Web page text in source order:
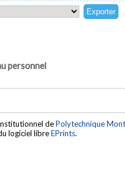
personnel
dePolytechnique
logiciel libreEPrints.